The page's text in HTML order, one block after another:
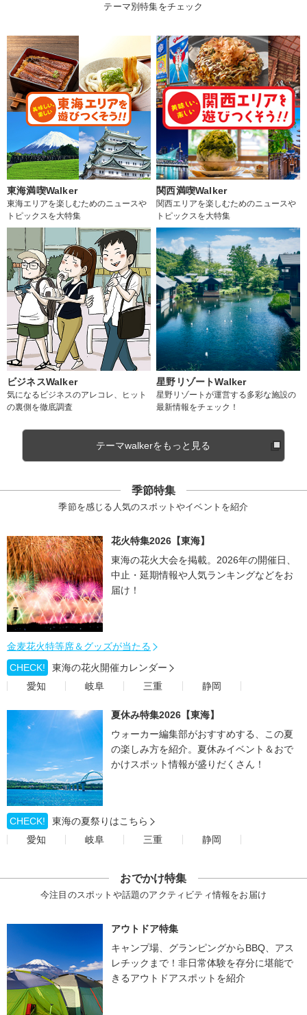
テーマ別特集をチェック
東海満喫Walker
東海エリアを楽しむためのニュースや
トピックスを大特集
関西満喫Walker
関西エリアを楽しむためのニュースや
トピックスを大特集
ビジネスWalker
気になるビジネスのアレコレ、ヒット
の裏側を徹底調査
星野リゾートWalker
星野リゾートが運営する多彩な施設の
最新情報をチェック！
テーマwalkerをもっと見る
季節特集
季節を感じる人気のスポットやイベントを紹介
花火特集2026【東海】
東海の花火大会を掲載。2026年の開催日、
中止・延期情報や人気ランキングなどをお
届け！
金麦花火特等席＆グッズが当たる
CHECK!
東海の花火開催カレンダー
愛知
岐阜 三重 静岡
夏休み特集2026【東海】
ウォーカー編集部がおすすめする、この夏
の楽しみ方を紹介。夏休みイベント＆おで
かけスポット情報が盛りだくさん！
CHECK!
東海の夏祭りはこちら
愛知
岐阜 三重 静岡
おでかけ特集
今注目のスポットや話題のアクティビティ情報をお届け
アウトドア特集
キャンプ場、グランピングからBBQ、アス
レチックまで！非日常体験を存分に堪能で
きるアウトドアスポットを紹介